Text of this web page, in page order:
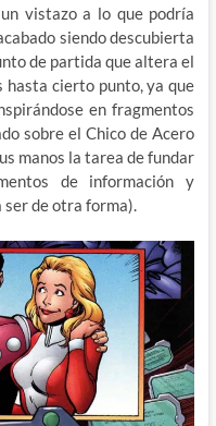
vistazo a lo que podría
siendo descubierta
de partida que altera el
hasta cierto punto, ya que
en fragmentos
sobre el Chico de Acero
manos la tarea de fundar
de información y
ser de otra forma).